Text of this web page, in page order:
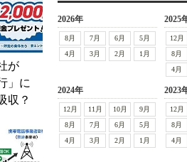
が
」に
収？
て最
2026年
8月 7月 6月
5月
4月
3月 2月 1月
2025
12月
8月
4月
2024年
12月 11月 10月
9月
8月
7月 6月
5月
4月
3月 2月 1月
2023
12月
8月
4月